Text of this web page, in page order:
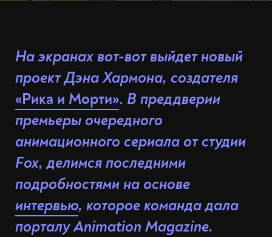
На экранах вот-вот выйдет новый
проект Дэна Хармона, создателя
«Рика и Морти». В преддверии
премьеры очередного
анимационного сериала от студии
Fox, делимся последними
подробностями на основе
интервью, которое команда дала
порталу Animation Magazine.